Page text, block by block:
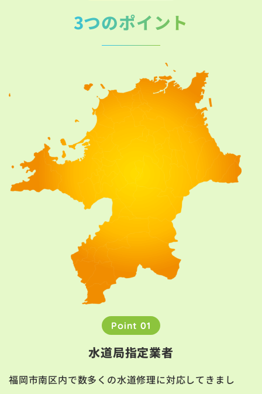
3つのポイント
Point 01
水道局指定業者
福岡市南区内で数多くの水道修理に対応してきまし